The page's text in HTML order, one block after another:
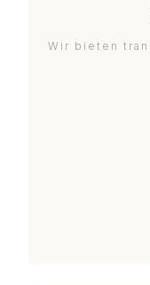
Wir bieten